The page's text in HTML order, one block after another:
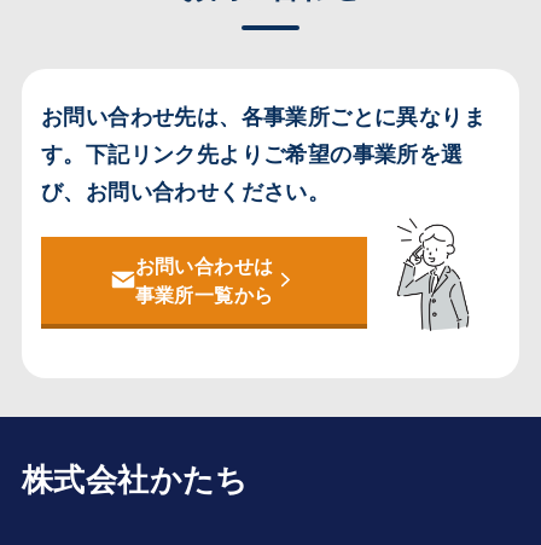
お問い合わせ先は、各事業所ごとに異なりま
す。 下記リンク先よりご希望の事業所を選
び、お問い合わせください。
お問い合わせは
事業所一覧から
株式会社かたち